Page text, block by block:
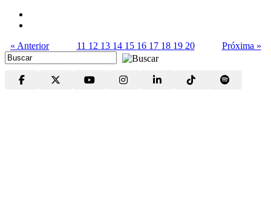
« Anterior 11 12 13 14 15 16 17 18 19 20 Próxima »